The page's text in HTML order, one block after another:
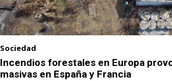
Sociedad
Incendios forestales en Europa
masivas en España y Francia